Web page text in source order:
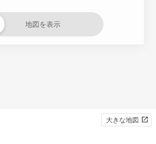
地図を表示
大きな地図